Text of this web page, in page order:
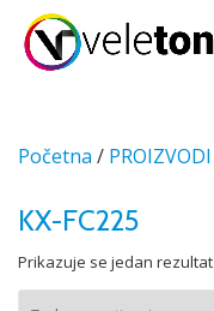
Skip
Početna / PROIZVODI
KX-FC225
Prikazuje se jedan rezultat